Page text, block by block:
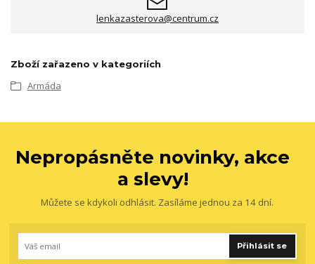
lenkazasterova@centrum.cz
Zboží zařazeno v kategoriích
Armáda
Nepropásněte novinky, akce
a slevy!
Můžete se kdykoli odhlásit. Zasíláme jednou za 14 dní.
Přihlásit se